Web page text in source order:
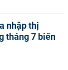
nhập thị
tháng 7 biến